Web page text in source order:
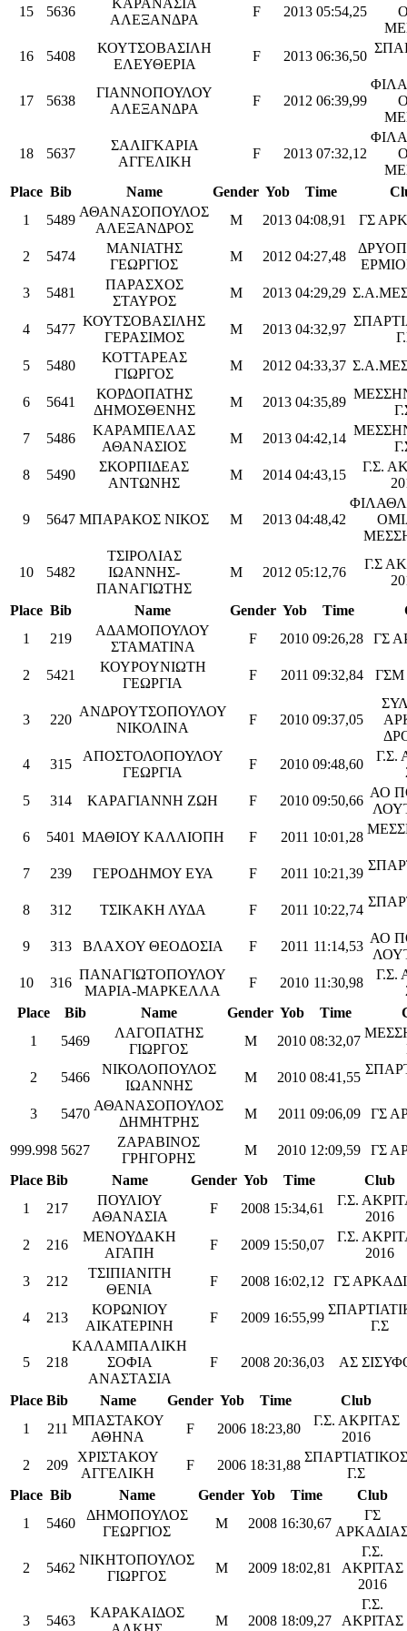
15 5636
ΑΛΕΞΑΝΔΡΑ
F 2013 05:54,25
16
5408
ΚΟΥΤΣΟΒΑΣΙΛΗ
ΕΛΕΥΘΕΡΙΑ
F 2013 06:36,50
17 5638
ΓΙΑΝΝΟΠΟΥΛΟΥ
ΑΛΕΞΑΝΔΡΑ
F 2012 06:39,99
18 5637
ΣΑΛΙΓΚΑΡΙΑ
ΑΓΓΕΛΙΚΗ
F 2013 07:32,12
Place Bib Name Gender Yob Time
1
5489
ΑΘΑΝΑΣΟΠΟΥΛΟΣ
ΑΛΕΞΑΝΔΡΟΣ
M 2013 04:08,91 ΓΣ
2 5474
ΜΑΝΙΑΤΗΣ
ΓΕΩΡΓΙΟΣ
M 2012 04:27,48
3
5481
ΠΑΡΑΣΧΟΣ
ΣΤΑΥΡΟΣ
M 2013 04:29,29
4 5477
ΚΟΥΤΣΟΒΑΣΙΛΗΣ
ΓΕΡΑΣΙΜΟΣ
M 2013 04:32,97
5
5480
ΚΟΤΤΑΡΕΑΣ
ΓΙΩΡΓΟΣ
M 2012 04:33,37
6 5641
ΚΟΡΔΟΠΑΤΗΣ
ΔΗΜΟΣΘΕΝΗΣ
M 2013 04:35,89
7
5486
ΚΑΡΑΜΠΕΛΑΣ
ΑΘΑΝΑΣΙΟΣ
M 2013 04:42,14
8
5490
ΣΚΟΡΠΙΔΕΑΣ
ΑΝΤΩΝΗΣ
M 2014 04:43,15
Γ.Σ.
9 5647 ΜΠΑΡΑΚΟΣ ΝΙΚΟΣ M 2013 04:48,42
10 5482
ΤΣΙΡΟΛΙΑΣ
ΙΩΑΝΝΗΣ-
ΠΑΝΑΓΙΩΤΗΣ
M 2012 05:12,76
Γ.Σ
Place Bib Name Gender Yob Time
1
219
ΑΔΑΜΟΠΟΥΛΟΥ
ΣΤΑΜΑΤΙΝΑ
F 2010 09:26,28 ΓΣ
2 5421
ΚΟΥΡΟΥΝΙΩΤΗ
ΓΕΩΡΓΙΑ
F 2011 09:32,84 ΓΣΜ
3 220
ΑΝΔΡΟΥΤΣΟΠΟΥΛΟΥ
ΝΙΚΟΛΙΝΑ
F 2010 09:37,05
4
315
ΑΠΟΣΤΟΛΟΠΟΥΛΟΥ
ΓΕΩΡΓΙΑ
F 2010 09:48,60
Γ.Σ.
5
314 ΚΑΡΑΓΙΑΝΝΗ ΖΩΗ F 2010 09:50,66
ΑΟ
6
5401 ΜΑΘΙΟΥ ΚΑΛΛΙΟΠΗ F 2011 10:01,28
7 239 ΓΕΡΟΔΗΜΟΥ ΕΥΑ F 2011 10:21,39
8 312 ΤΣΙΚΑΚΗ ΛΥΔΑ F 2011 10:22,74
9 313 ΒΛΑΧΟΥ ΘΕΟΔΟΣΙΑ F 2011 11:14,53
ΑΟ
10
316
ΠΑΝΑΓΙΩΤΟΠΟΥΛΟΥ
ΜΑΡΙΑ-ΜΑΡΚΕΛΛΑ
F 2010 11:30,98
Γ.Σ.
Place
Bib Name Gender Yob Time
1
5469
ΛΑΓΟΠΑΤΗΣ
ΓΙΩΡΓΟΣ
M 2010 08:32,07
2
5466
ΝΙΚΟΛΟΠΟΥΛΟΣ
ΙΩΑΝΝΗΣ
M 2010 08:41,55
3 5470
ΑΘΑΝΑΣΟΠΟΥΛΟΣ
ΔΗΜΗΤΡΗΣ
M 2011 09:06,09 ΓΣ
999.998 5627
ΖΑΡΑΒΙΝΟΣ
ΓΡΗΓΟΡΗΣ
M 2010 12:09,59
ΓΣ
Place Bib Name Gender Yob Time
Club
1
217
ΠΟΥΛΙΟΥ
ΑΘΑΝΑΣΙΑ
F 2008 15:34,61
Γ.Σ.
2016
2
216
ΜΕΝΟΥΔΑΚΗ
ΑΓΑΠΗ
F 2009 15:50,07
Γ.Σ.
2016
3
212
ΤΣΙΠΙΑΝΙΤΗ
ΘΕΝΙΑ
F 2008 16:02,12 ΓΣ
4 213
ΚΟΡΩΝΙΟΥ
ΑΙΚΑΤΕΡΙΝΗ
F 2009 16:55,99
Γ.Σ
5 218
ΚΑΛΑΜΠΑΛΙΚΗ
ΣΟΦΙΑ
ΑΝΑΣΤΑΣΙΑ
F 2008 20:36,03 ΑΣ
Place Bib Name Gender Yob Time
Club
1
211
ΜΠΑΣΤΑΚΟΥ
ΑΘΗΝΑ
F 2006 18:23,80
Γ.Σ. ΑΚΡΙΤΑΣ
2016
2
209
ΧΡΙΣΤΑΚΟΥ
ΑΓΓΕΛΙΚΗ
F 2006 18:31,88
ΣΠΑΡΤΙΑΤΙΚΟΣ
Γ.Σ
Place Bib Name Gender Yob Time
Club
1
5460
ΔΗΜΟΠΟΥΛΟΣ
ΓΕΩΡΓΙΟΣ
M 2008 16:30,67
ΓΣ
2 5462
ΝΙΚΗΤΟΠΟΥΛΟΣ
ΓΙΩΡΓΟΣ
M 2009 18:02,81
Γ.Σ.
ΑΚΡΙΤΑΣ
2016
3 5463
ΚΑΡΑΚΑΙΔΟΣ
M 2008 18:09,27
Γ.Σ.
ΑΚΡΙΤΑΣ